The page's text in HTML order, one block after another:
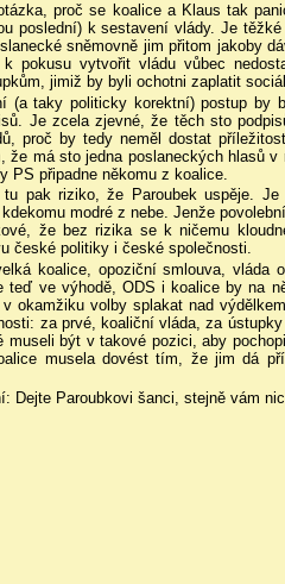
proč se koalice a Klaus tak
poslední) k sestavení vlády. Je
sněmovně jim přitom jakoby
pokusu vytvořit vládu vůbec
jimiž by byli ochotni zaplatit
(a taky politicky korektní) postup by
Je zcela zjevné, že těch sto
proč by tedy neměl dostat
že má sto jedna poslaneckých hlasů
PS připadne někomu z koalice.
tu pak riziko, že Paroubek uspěje.
modré z nebe. Jenže
že bez rizika se k ničemu
české politiky i české společnosti.
koalice, opoziční smlouva, vláda
teď ve výhodě, ODS i koalice by na
okamžiku volby splakat nad
za prvé, koaliční vláda, za
museli být v takové pozici, aby
musela dovést tím, že jim dá
Dejte Paroubkovi šanci, stejně vám